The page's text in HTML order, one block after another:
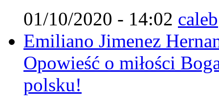
01/10/2020 - 14:02 caleb
Emiliano Jimenez
Opowieść o miłości
polsku!